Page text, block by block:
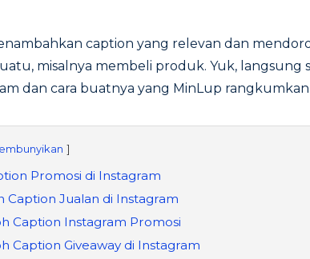
caption yang relevan dan
misalnya membeli produk. Yuk, langsung
dan cara buatnya yang MinLup
Promosi di Instagram
Caption Jualan di Instagram
Caption Instagram Promosi
Caption Giveaway di Instagram